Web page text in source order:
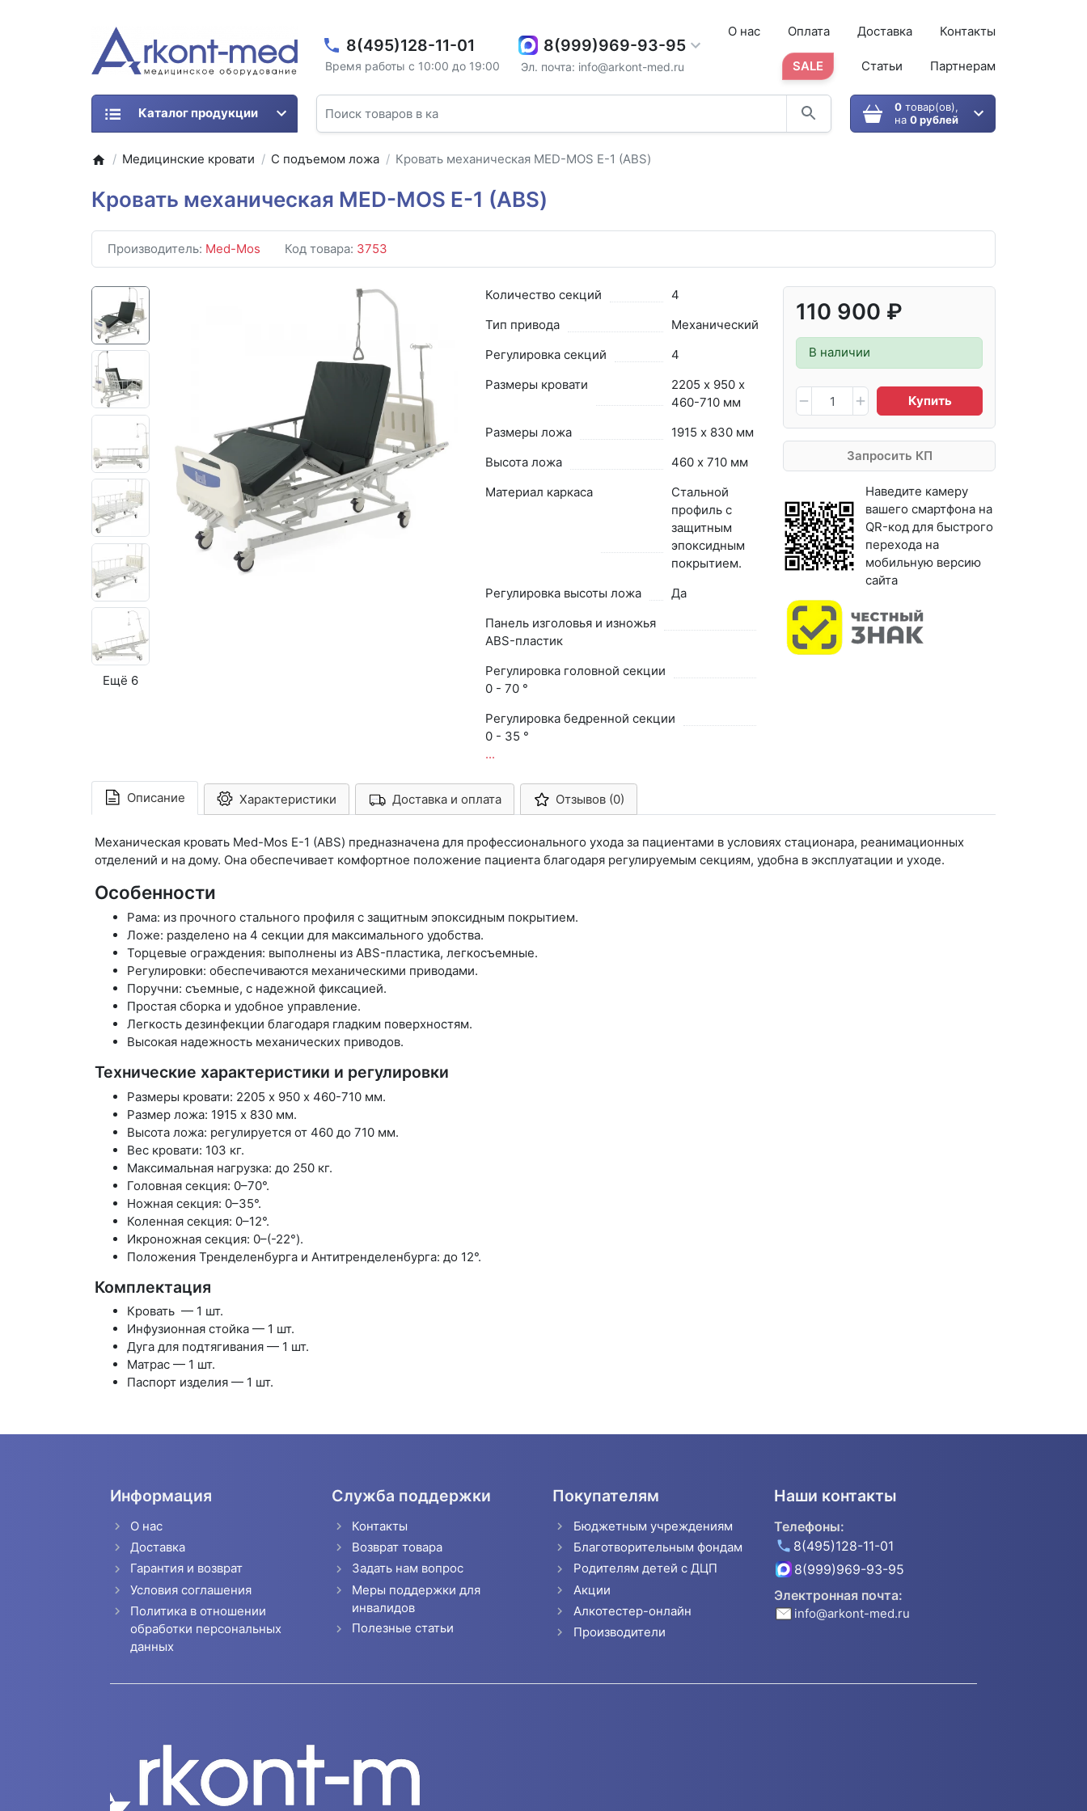
8(495)128-11-01
Время работы с 10:00 до 19:00
8(999)969-93-95
Эл. почта: info@arkont-med.ru
О нас Оплата Доставка Контакты
SALE Статьи Партнерам
0товар(ов),
на 0 рублей
Каталог продукции
Медицинские кровати С подъемом ложа Кровать механическая MED-MOS Е-1 (ABS)
Кровать механическая MED-MOS Е-1 (ABS)
Производитель: Med-Mos Код товара: 3753
Ещё 6
110 900 ₽
В наличии
Купить
Запросить КП
Наведите камеру
вашего смартфона на
QR-код для быстрого
перехода на
мобильную версию
сайта
Количество секций
4
Тип привода
Механический
Регулировка секций
4
Размеры кровати
2205 х 950 х
460-710 мм
Размеры ложа
1915 х 830 мм
Высота ложа
460 х 710 мм
Материал каркаса
Стальной
профиль с
защитным
эпоксидным
покрытием.
Регулировка высоты ложа
Да
Панель изголовья и изножья
ABS-пластик
Регулировка головной секции
0 - 70 °
Регулировка бедренной секции
0 - 35 °
...
Описание Характеристики Арконт-Мед Доставка и оплата Отзывов (0)
Механическая кровать Med-Mos Е-1 (ABS) предназначена для профессионального ухода за пациентами в условиях стационара, реанимационных
отделений и на дому. Она обеспечивает комфортное положение пациента благодаря регулируемым секциям, удобна в эксплуатации и уходе.
Особенности
Рама: из прочного стального профиля с защитным эпоксидным покрытием.
Ложе: разделено на 4 секции для максимального удобства.
Торцевые ограждения: выполнены из ABS-пластика, легкосъемные.
Регулировки: обеспечиваются механическими приводами.
Поручни: съемные, с надежной фиксацией.
Простая сборка и удобное управление.
Легкость дезинфекции благодаря гладким поверхностям.
Высокая надежность механических приводов.
Технические характеристики и регулировки
Размеры кровати: 2205 х 950 х 460-710 мм.
Размер ложа: 1915 х 830 мм.
Высота ложа: регулируется от 460 до 710 мм.
Вес кровати: 103 кг.
Максимальная нагрузка: до 250 кг.
Головная секция: 0–70°.
Ножная секция: 0–35°.
Коленная секция: 0–12°.
Икроножная секция: 0–(-22°).
Положения Тренделенбурга и Антитренделенбурга: до 12°.
Комплектация
Кровать — 1 шт.
Инфузионная стойка — 1 шт.
Дуга для подтягивания — 1 шт.
Матрас — 1 шт.
Паспорт изделия — 1 шт.
Информация
О нас
Доставка
Гарантия и возврат
Условия соглашения
Политика в отношении
обработки персональных
данных
Служба поддержки
Контакты
Возврат товара
Задать нам вопрос
Меры поддержки для
инвалидов
Полезные статьи
Покупателям
Бюджетным учреждениям
Благотворительным фондам
Родителям детей с ДЦП
Акции
Алкотестер-онлайн
Производители
Наши контакты
Телефоны:
8(495)128-11-01
8(999)969-93-95
Электронная почта:
info@arkont-med.ru